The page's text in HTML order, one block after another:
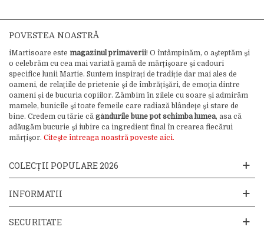
POVESTEA NOASTRĂ
iMartisoare este magazinul primăverii! O întâmpinăm, o așteptăm și
o celebrăm cu cea mai variată gamă de mărțișoare și cadouri
specifice lunii Martie. Suntem inspirați de tradiție dar mai ales de
oameni, de relațiile de prietenie și de îmbrățișări, de emoția dintre
oameni și de bucuria copiilor. Zâmbim în zilele cu soare și admirăm
mamele, bunicile și toate femeile care radiază blândețe și stare de
bine. Credem cu tărie că gândurile bune pot schimba lumea, asa că
adăugăm bucurie și iubire ca ingredient final în crearea fiecărui
mărțișor. Citește întreaga noastră poveste aici.
COLECȚII POPULARE 2026
INFORMATII
SECURITATE